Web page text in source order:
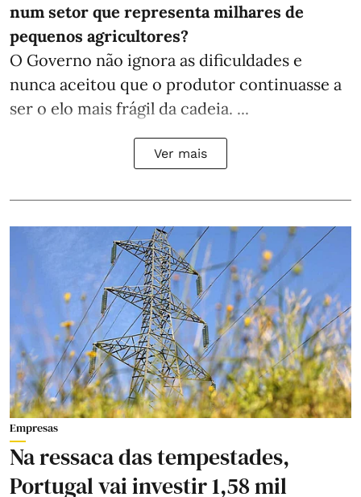
num setor que representa milhares de
pequenos agricultores?
O Governo não ignora as dificuldades e
nunca aceitou que o produtor continuasse a
ser o elo mais frágil da cadeia. ...
Ver mais
Empresas
Na ressaca das tempestades,
Portugal vai investir 1,58 mil